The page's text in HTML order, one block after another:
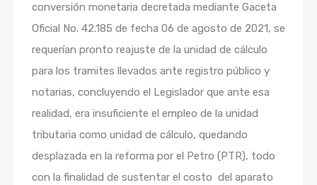
conversión monetaria decretada mediante Gaceta
Oficial No. 42.185 de fecha 06 de agosto de 2021, se
requerían pronto reajuste de la unidad de cálculo
para los tramites llevados ante registro público y
notarias, concluyendo el Legislador que ante esa
realidad, era insuficiente el empleo de la unidad
tributaria como unidad de cálculo, quedando
desplazada en la reforma por el Petro (PTR), todo
con la finalidad de sustentar el costo del aparato